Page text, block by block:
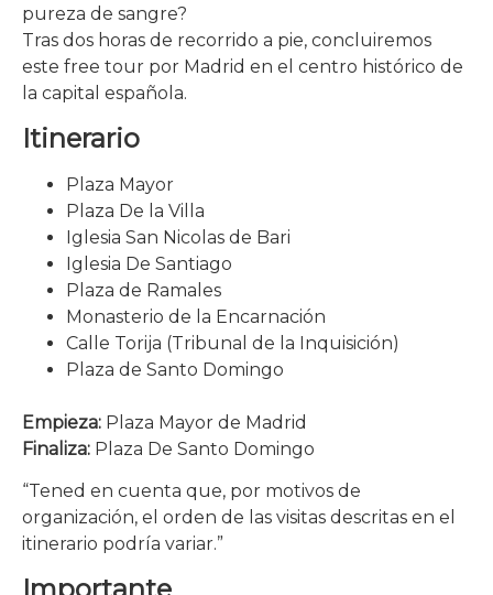
pureza de sangre?
Tras dos horas de recorrido a pie, concluiremos
este free tour por Madrid en el centro histórico de
la capital española.
Itinerario
Plaza Mayor
Plaza De la Villa
Iglesia San Nicolas de Bari
Iglesia De Santiago
Plaza de Ramales
Monasterio de la Encarnación
Calle Torija (Tribunal de la Inquisición)
Plaza de Santo Domingo
Empieza: Plaza Mayor de Madrid
Finaliza: Plaza De Santo Domingo
“Tened en cuenta que, por motivos de
organización, el orden de las visitas descritas en el
itinerario podría variar.”
Importante